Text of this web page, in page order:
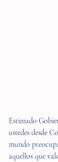
Estimado
ustedes desde
mundo
aquellos que